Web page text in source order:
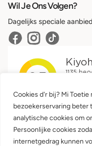
Cookies d'r bij? Mi
bezoekerservaring beter
analytische cookies om
Persoonlijke cookies
internetgedrag kunnen
Wil Je Ons Volgen?
Dagelijks speciale